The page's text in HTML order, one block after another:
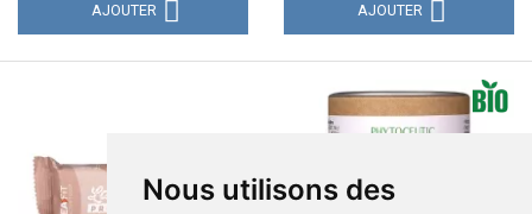
Nous utilisons des
AJOUTER AJOUTER